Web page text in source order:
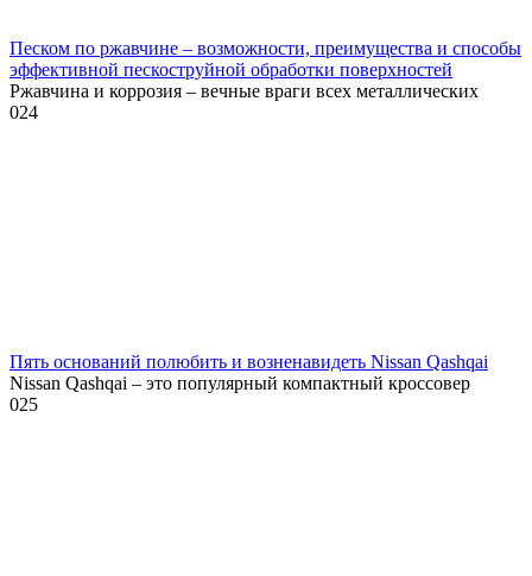
Песком по ржавчине – возможности, преимущества и способы
эффективной пескоструйной обработки поверхностей
Ржавчина и коррозия – вечные враги всех металлических
024
Пять оснований полюбить и возненавидеть Nissan Qashqai
Nissan Qashqai – это популярный компактный кроссовер
025